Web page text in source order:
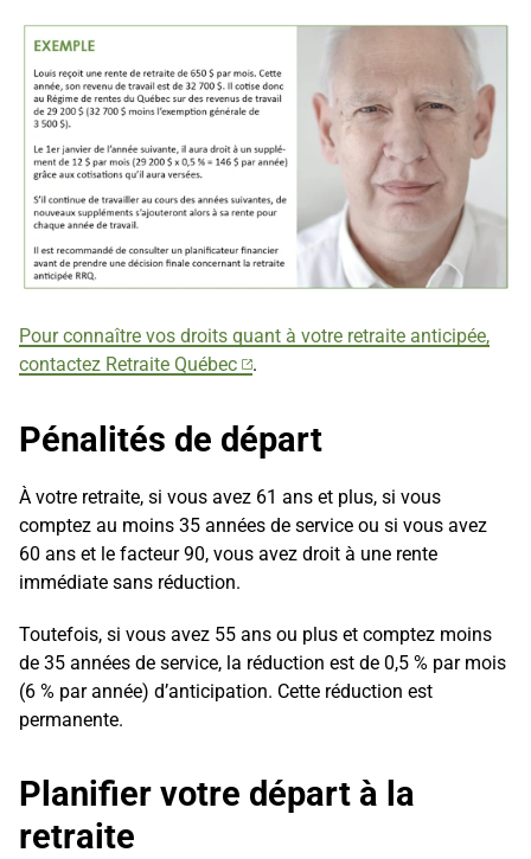
Pour connaître vos droits quant à votre retraite anticipée,
contactez Retraite Québec
.
Pénalités de départ
À votre retraite, si vous avez 61 ans et plus, si vous
comptez au moins 35 années de service ou si vous avez
60 ans et le facteur 90, vous avez droit à une rente
immédiate sans réduction.
Toutefois, si vous avez 55 ans ou plus et comptez moins
de 35 années de service, la réduction est de 0,5 % par mois
(6 % par année) d’anticipation. Cette réduction est
permanente.
Planifier votre départ à la
retraite